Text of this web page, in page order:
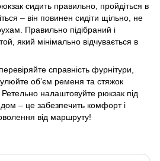
сидить правильно, пройдіться в
– він повинен сидіти щільно, не
Правильно підібраний і
який мінімально відчувається в
справність фурнітури,
об’єм ременя та стяжок
налаштовуйте рюкзак під
– це забезпечить комфорт і
від маршруту!